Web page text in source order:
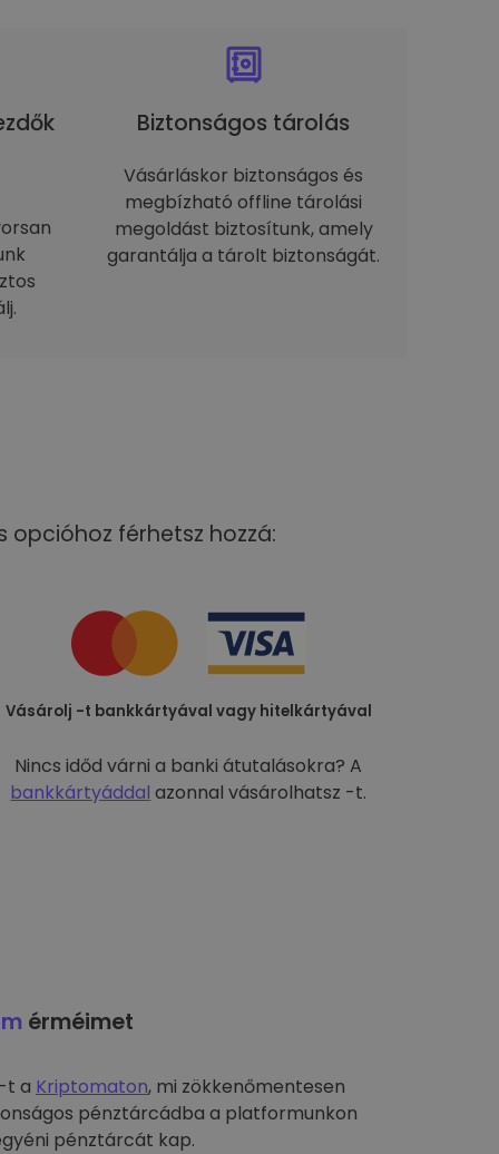
Biztonságos tárolás
Vásárláskor biztonságos és
megbízható offline tárolási
megoldást biztosítunk, amely
garantálja a tárolt biztonságát.
férhetsz hozzá:
Vásárolj -t bankkártyával vagy hitelkártyával
Nincs időd várni a banki átutalásokra? A
bankkártyáddal azonnal vásárolhatsz -t.
érméimet
t a Kriptomaton, mi zökkenőmentesen
pénztárcádba a platformunkon
pénztárcát kap.